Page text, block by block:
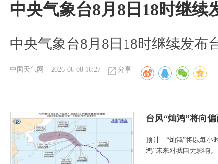
中央气象台8月8日18时继续
中央气象台8月8日18时继续发布
中国天气网 2026-08-08 18:27 分享
台风“灿鸿”将向
预计，“灿鸿”将以每小
鸿”未来对我国无影响。